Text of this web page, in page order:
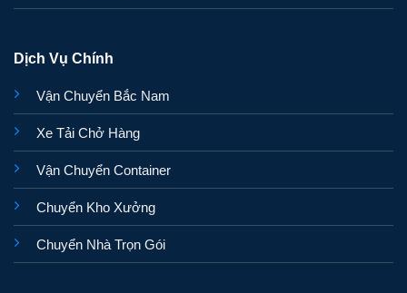
Dịch Vụ Chính
Vận Chuyển Bắc Nam
Xe Tải Chở Hàng
Vận Chuyển Container
Chuyển Kho Xưởng
Chuyển Nhà Trọn Gói